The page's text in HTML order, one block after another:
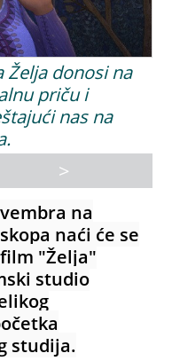
Želja donosi na
priču i
nas na
>
na
naći će se
"Želja"
studio
studija.